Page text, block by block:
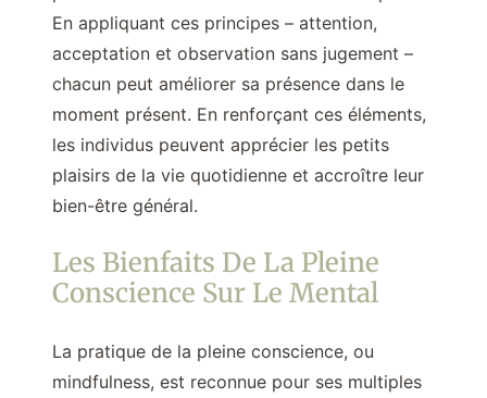
En appliquant ces principes – attention,
acceptation et observation sans jugement –
chacun peut améliorer sa présence dans le
moment présent. En renforçant ces éléments,
les individus peuvent apprécier les petits
plaisirs de la vie quotidienne et accroître leur
bien-être général.
Les Bienfaits De La Pleine
Conscience Sur Le Mental
La pratique de la pleine conscience, ou
mindfulness, est reconnue pour ses multiples